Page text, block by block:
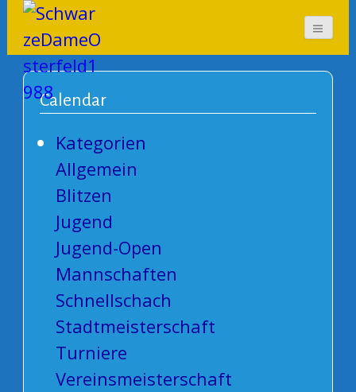
SchwarzeDameOsterf
eld1988
Calendar
Kategorien
Allgemein
Blitzen
Jugend
Jugend-Open
Mannschaften
Schnellschach
Stadtmeisterschaft
Turniere
Vereinsmeisterschaft